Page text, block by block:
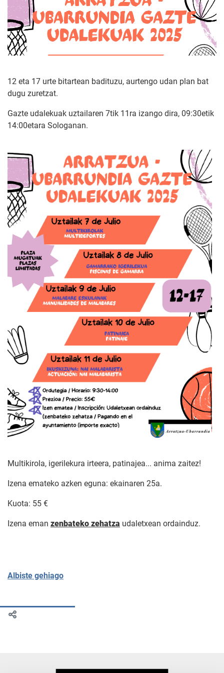
12 eta 17 urte bitartean badituzu, aurtengo udan plan bat
dugu zuretzat.
Gazte udalekuak uztailaren 7tik 11ra izango dira, 09:30etik
14:00etara Sologanan.
Multikirola, igerilekura irteera, patinajea... anima zaitez!
Izena emateko azken eguna: ekainaren 25a.
Kuota: 55 €
Izena eman zenbateko zehatza udaletxean ordainduz.
Albiste gehiago